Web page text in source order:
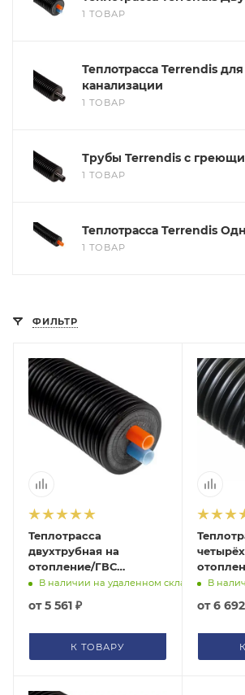
1 ТОВАР
Теплотрасса Terrendis
канализации
1 ТОВАР
Трубы Terrendis с
1 ТОВАР
Теплотрасса Terrendis
1 ТОВАР
ФИЛЬТР
Теплотрасса
двухтрубная на
отопление/ГВС
Terrendis
В наличии на удаленном складе
от5 561 ₽
К ТОВАРУ
В
от6
помогут с подбором.